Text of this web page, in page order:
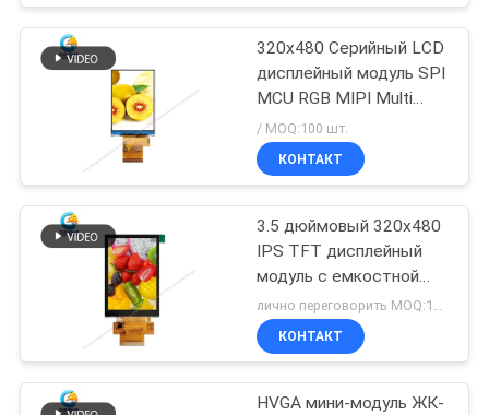
КАЧЕСТВА
СВЯЖИТЕСЬ
НАМИ
ЗАПРОСИТЕ
ЦИТАТУ
КАРТА
САЙТА
320x480 Серийный LCD
дисплейный модуль SPI
MCU RGB MIPI Multi
Interface
/ MOQ:100 шт.
КОНТАКТ
3.5 дюймовый 320x480
IPS TFT дисплейный
модуль с емкостной
сенсорной панелью
лично переговорить MOQ:100 шт.
КОНТАКТ
HVGA мини-модуль ЖК-